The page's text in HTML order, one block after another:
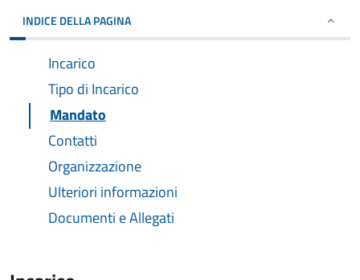
INDICE DELLA PAGINA
Incarico
Tipo di Incarico
Mandato
Contatti
Organizzazione
Ulteriori informazioni
Documenti e Allegati